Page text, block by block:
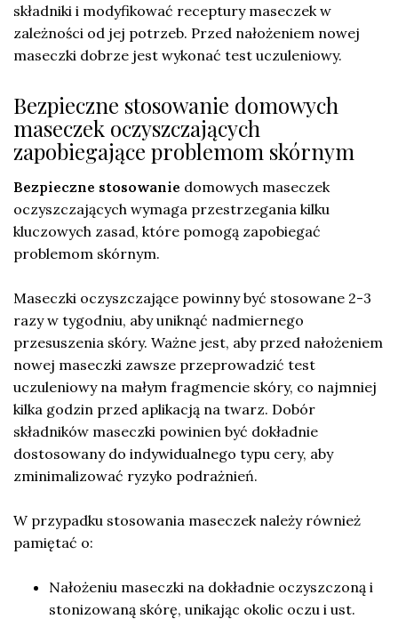
składniki i modyfikować receptury maseczek w
zależności od jej potrzeb. Przed nałożeniem nowej
maseczki dobrze jest wykonać test uczuleniowy.
Bezpieczne stosowanie domowych
maseczek oczyszczających
zapobiegające problemom skórnym
Bezpieczne stosowanie domowych maseczek
oczyszczających wymaga przestrzegania kilku
kluczowych zasad, które pomogą zapobiegać
problemom skórnym.
Maseczki oczyszczające powinny być stosowane 2-3
razy w tygodniu, aby uniknąć nadmiernego
przesuszenia skóry. Ważne jest, aby przed nałożeniem
nowej maseczki zawsze przeprowadzić test
uczuleniowy na małym fragmencie skóry, co najmniej
kilka godzin przed aplikacją na twarz. Dobór
składników maseczki powinien być dokładnie
dostosowany do indywidualnego typu cery, aby
zminimalizować ryzyko podrażnień.
W przypadku stosowania maseczek należy również
pamiętać o:
Nałożeniu maseczki na dokładnie oczyszczoną i
stonizowaną skórę, unikając okolic oczu i ust.